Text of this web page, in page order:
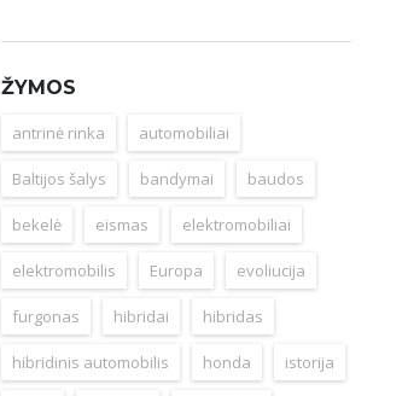
ŽYMOS
antrinė rinka automobiliai
Baltijos šalys bandymai baudos
bekelė eismas elektromobiliai
elektromobilis Europa evoliucija
furgonas hibridai hibridas
hibridinis automobilis honda istorija